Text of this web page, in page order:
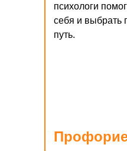
психологи
себя и выбрать
путь.